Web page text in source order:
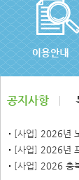
[사업] 2026년
[사업] 2026년
[사업] 2026 충